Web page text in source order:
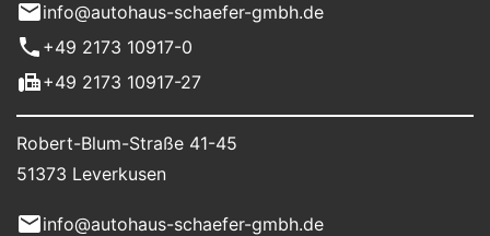
info@autohaus-schaefer-gmbh.de
+49 2173 10917-0
+49 2173 10917-27
Robert-Blum-Straße 41-45
51373 Leverkusen
info@autohaus-schaefer-gmbh.de